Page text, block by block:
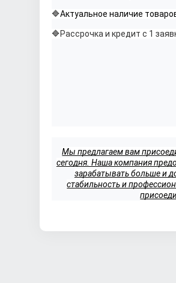
🔷Актуальное наличие
🔷Рассрочка и кредит с 1
Мы предлагаем вам
сегодня. Наша компания
зарабатывать больше и
стабильность и